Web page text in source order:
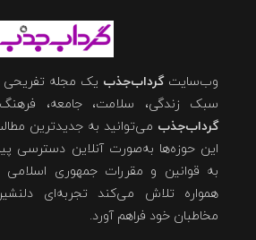
وب‌سایتگرداب‌جذب یک مجله تفریحی
سبک زندگی، سلامت، جامعه،
گرداب‌جذب می‌توانید به جدیدترین
این حوزه‌ها به‌صورت آنلاین دسترسی
به قوانین و مقررات جمهوری اسلامی
همواره تلاش می‌کند تجربه‌ای
مخاطبان خود فراهم آورد.